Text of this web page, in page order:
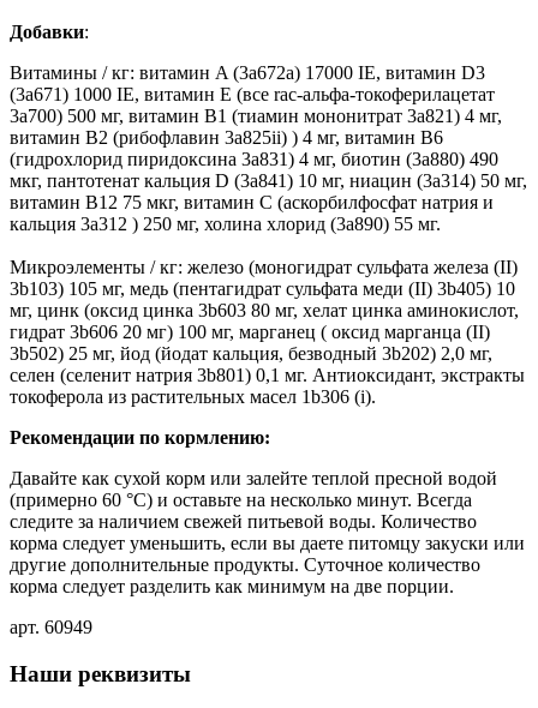
Добавки:
Витамины / кг: витамин A (3a672a) 17000 IE, витамин D3
(3a671) 1000 IE, витамин E (все rac-альфа-токоферилацетат
3a700) 500 мг, витамин B1 (тиамин мононитрат 3a821) 4 мг,
витамин B2 (рибофлавин 3a825ii) ) 4 мг, витамин B6
(гидрохлорид пиридоксина 3a831) 4 мг, биотин (3a880) 490
мкг, пантотенат кальция D (3a841) 10 мг, ниацин (3a314) 50 мг,
витамин B12 75 мкг, витамин C (аскорбилфосфат натрия и
кальция 3a312 ) 250 мг, холина хлорид (3a890) 55 мг.
Микроэлементы / кг: железо (моногидрат сульфата железа (II)
3b103) 105 мг, медь (пентагидрат сульфата меди (II) 3b405) 10
мг, цинк (оксид цинка 3b603 80 мг, хелат цинка аминокислот,
гидрат 3b606 20 мг) 100 мг, марганец ( оксид марганца (II)
3b502) 25 мг, йод (йодат кальция, безводный 3b202) 2,0 мг,
селен (селенит натрия 3b801) 0,1 мг. Антиоксидант, экстракты
токоферола из растительных масел 1b306 (i).
Рекомендации по кормлению:
Давайте как сухой корм или залейте теплой пресной водой
(примерно 60 °C) и оставьте на несколько минут. Всегда
следите за наличием свежей питьевой воды. Количество
корма следует уменьшить, если вы даете питомцу закуски или
другие дополнительные продукты. Суточное количество
корма следует разделить как минимум на две порции.
арт. 60949
Наши реквизиты